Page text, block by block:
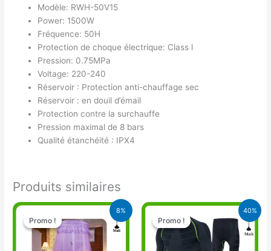
Modèle: RWH-50V15
Power: 1500W
Fréquence: 50H
Protection de choque électrique: Class l
Pression: 0.75MPa
Voltage: 220-240
Réservoir : Protection anti-chauffage sec
Réservoir : en douil d’émail
Protection contre la surchauffe
Pression maximal de 8 bars
Qualité étanchéité : IPX4
Produits similaires
8%
Promo !
Promo !
Le
prix
initial
était :
16.900 CFA.
Le
prix
actuel
15.500 CFA.
40%
Promo !
Promo !
Le
prix
initial
était :
20.000 CFA.
Le
prix
actuel
est :
12.000 CFA.